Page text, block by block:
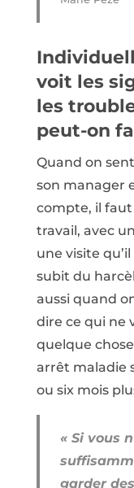
voit les
les
peut-on
Quand on
son manager
compte, il
travail, avec
une visite
subit du
aussi quand
dire ce qui ne
quelque
arrêt maladie
ou six mois
« Si vous
garder